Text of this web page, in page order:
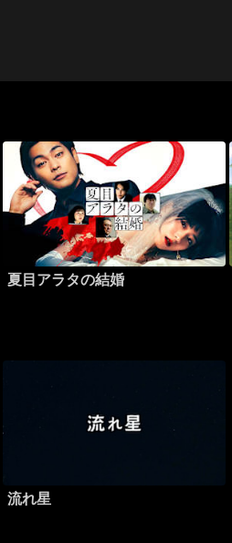
夏目アラタの結婚
流れ星